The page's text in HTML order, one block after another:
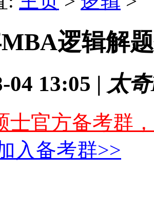
逻辑解
04 13:05 | 太
士官方备考群
入备考群>>